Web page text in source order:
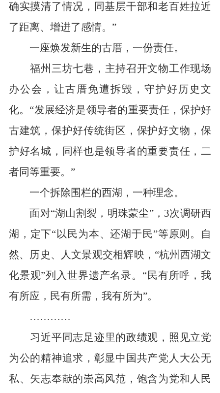
确实摸清了情况，同基层干部和老百姓拉近
了距离、增进了感情。”
一座焕发新生的古厝，一份责任。
福州三坊七巷，主持召开文物工作现场
办公会，让古厝免遭拆毁，守护好历史文
化。“发展经济是领导者的重要责任，保护好
古建筑，保护好传统街区，保护好文物，保
护好名城，同样也是领导者的重要责任，二
者同等重要。”
一个拆除围栏的西湖，一种理念。
面对“湖山割裂，明珠蒙尘”，3次调研西
湖，定下“以民为本、还湖于民”等原则。自
然、历史、人文景观交相辉映，“杭州西湖文
化景观”列入世界遗产名录。“民有所呼，我
有所应，民有所需，我有所为”。
…………
习近平同志足迹里的政绩观，照见立党
为公的精神追求，彰显中国共产党人大公无
私、矢志奉献的崇高风范，饱含为党和人民